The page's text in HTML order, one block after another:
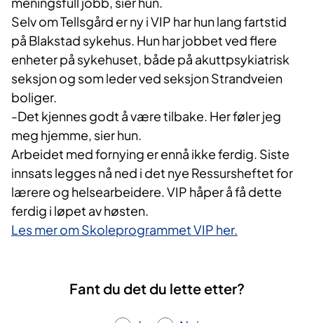
Selv om Tellsgård er ny i VIP har hun lang fartstid
på Blakstad sykehus. Hun har jobbet ved flere
enheter på sykehuset, både på akuttpsykiatrisk
seksjon og som leder ved seksjon Strandveien
boliger.
-Det kjennes godt å være tilbake. Her føler jeg
meg hjemme, sier hun.
Arbeidet med fornying er ennå ikke ferdig. Siste
innsats legges nå ned i det nye Ressur​sheftet for
lærere og helsearbeidere. VIP håper å få dette
ferdig i løpet av høsten.
Les mer om Skoleprogrammet VIP her.​
Fant du det du lette etter?